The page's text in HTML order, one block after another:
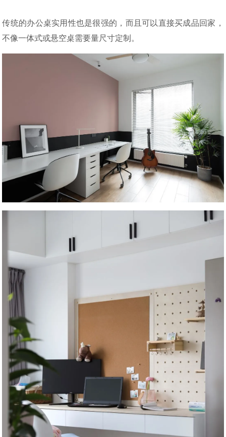
传统的办公桌实用性也是很强的，而且可以直接买成品回家，
不像一体式或悬空桌需要量尺寸定制。